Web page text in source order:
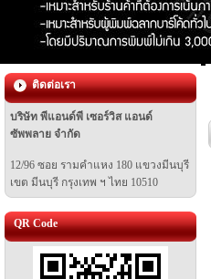
ติดต่อเรา
บริษัท พีแอนด์พี เซอร์วิส แอนด์
ซัพพลาย จำกัด
12/96 ซอย รามคำแหง 180 แขวงมีนบุรี
เขต มีนบุรี กรุงเทพ ฯ ไทย 10510
QR Code